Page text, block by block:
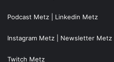
Podcast Metz Linkedin Metz
Instagram Metz Newsletter Metz
Twitch Metz